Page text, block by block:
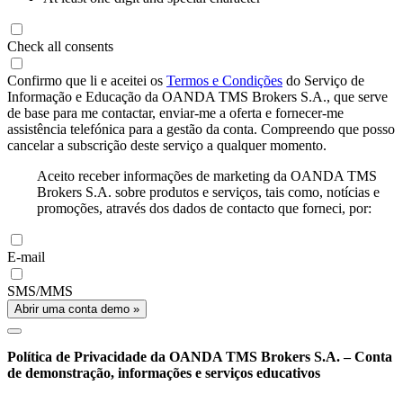
Check all consents
Confirmo que li e aceitei os Termos e Condições do Serviço de
Informação e Educação da OANDA TMS Brokers S.A., que serve
de base para me contactar, enviar-me a oferta e fornecer-me
assistência telefónica para a gestão da conta. Compreendo que posso
cancelar a subscrição deste serviço a qualquer momento.
Aceito receber informações de marketing da OANDA TMS
Brokers S.A. sobre produtos e serviços, tais como, notícias e
promoções, através dos dados de contacto que forneci, por:
E-mail
SMS/MMS
Abrir uma conta demo »
Política de Privacidade da OANDA TMS Brokers S.A. – Conta
de demonstração, informações e serviços educativos